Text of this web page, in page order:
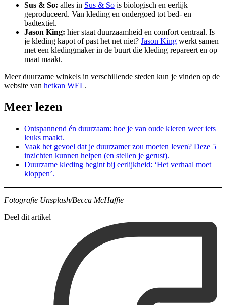
Sus & So: alles in Sus & So is biologisch en eerlijk
geproduceerd. Van kleding en ondergoed tot bed- en
badtextiel.
Jason King: hier staat duurzaamheid en comfort centraal. Is
je kleding kapot of past het net niet? Jason King werkt samen
met een kledingmaker in de buurt die kleding repareert en op
maat maakt.
Meer duurzame winkels in verschillende steden kun je vinden op de
website van hetkan WEL.
Meer lezen
Ontspannend én duurzaam: hoe je van oude kleren weer iets
leuks maakt.
Vaak het gevoel dat je duurzamer zou moeten leven? Deze 5
inzichten kunnen helpen (en stellen je gerust).
Duurzame kleding begint bij eerlijkheid: ‘Het verhaal moet
kloppen’.
Fotografie Unsplash/Becca McHaffie
Deel dit artikel